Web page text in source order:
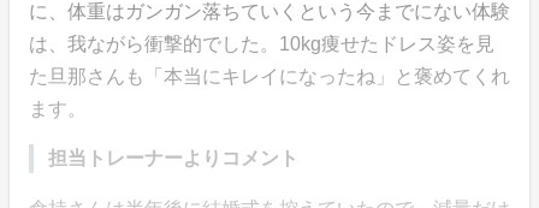
に、体重はガンガン落ちていくという今までにない体験
は、我ながら衝撃的でした。10kg痩せたドレス姿を見
た旦那さんも「本当にキレイになったね」と褒めてくれ
ます。
担当トレーナーよりコメント